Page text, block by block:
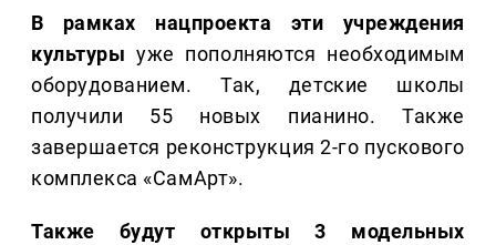
В рамках нацпроекта эти учреждения
культуры уже пополняются необходимым
оборудованием. Так, детские школы
получили 55 новых пианино. Также
завершается реконструкция 2-го пускового
комплекса «СамАрт».
Также будут открыты 3 модельных